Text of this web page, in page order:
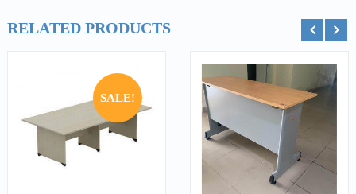
RELATED PRODUCTS
SALE!
Thêm vào giỏ hàng Chọn